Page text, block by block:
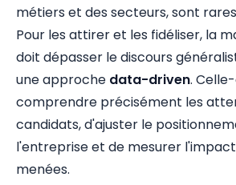
métiers et des secteurs, sont
Pour les attirer et les fidéliser, la
doit dépasser le discours
une approche data-driven.
comprendre précisément les
candidats, d'ajuster le
l'entreprise et de mesurer
menées.